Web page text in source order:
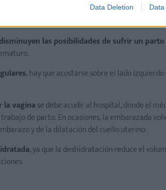
Data Deletion Data
de parto prematuro
las posibilidades de sufrir un
, hay que acostarse sobre el lado
la vaginase debe acudir al hospital, donde el
de parto. En ocasiones, la embarazada
y de la dilatación del cuello uterino.
, ya que la deshidratación reduce el